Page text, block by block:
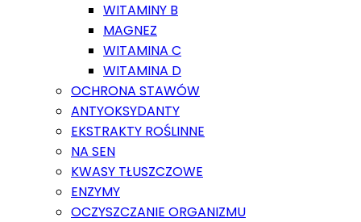
WITAMINY B
MAGNEZ
WITAMINA C
WITAMINA D
OCHRONA STAWÓW
ANTYOKSYDANTY
EKSTRAKTY ROŚLINNE
NA SEN
KWASY TŁUSZCZOWE
ENZYMY
OCZYSZCZANIE ORGANIZMU